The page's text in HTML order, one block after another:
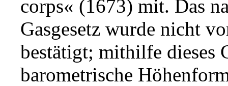
corps« (1673) mit. Das
Gasgesetz wurde nicht
bestätigt; mithilfe dieses
barometrische